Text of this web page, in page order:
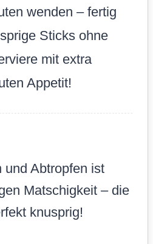
wenden – fertig
Sticks ohne
mit extra
Appetit!
und Abtropfen ist
Matschigkeit – die
knusprig!